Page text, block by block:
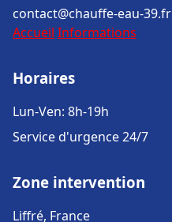
contact@chauffe-eau-39.fr
Accueil Informations
Horaires
Lun-Ven: 8h-19h
Service d'urgence 24/7
Zone intervention
Liffré, France